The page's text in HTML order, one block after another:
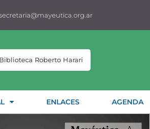
Roberto Harari
ENLACES AGENDA